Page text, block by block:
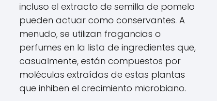
incluso el extracto de semilla de pomelo
pueden actuar como conservantes. A
menudo, se utilizan fragancias o
perfumes en la lista de ingredientes que,
casualmente, están compuestos por
moléculas extraídas de estas plantas
que inhiben el crecimiento microbiano.